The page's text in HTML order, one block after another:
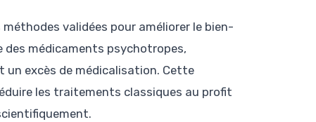
méthodes validées pour améliorer le bien-
des médicaments psychotropes,
excès de médicalisation. Cette
les traitements classiques au profit